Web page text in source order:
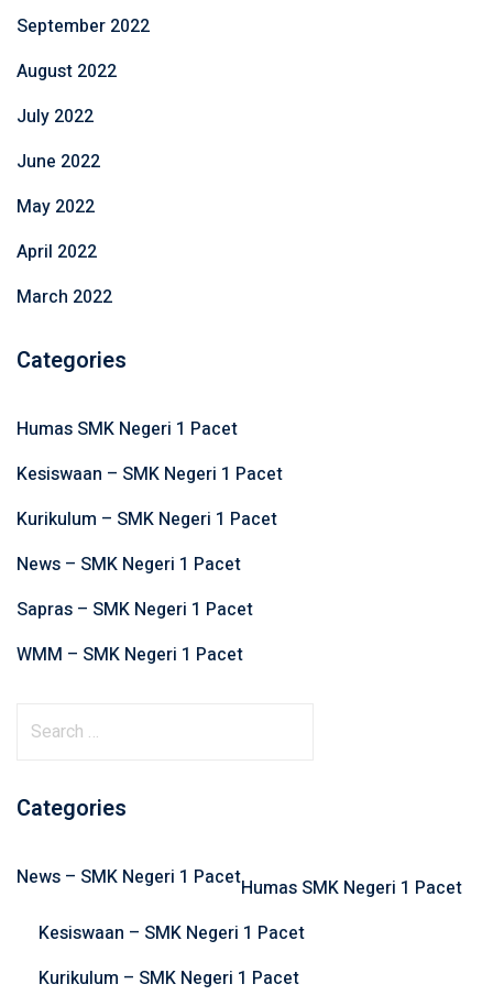
September 2022
August 2022
July 2022
June 2022
May 2022
April 2022
March 2022
Categories
Humas SMK Negeri 1 Pacet
Kesiswaan – SMK Negeri 1 Pacet
Kurikulum – SMK Negeri 1 Pacet
News – SMK Negeri 1 Pacet
Sapras – SMK Negeri 1 Pacet
WMM – SMK Negeri 1 Pacet
r
f
Categories
News – SMK Negeri 1 PacetHumas SMK Negeri 1 Pacet
Kesiswaan – SMK Negeri 1 Pacet
Kurikulum – SMK Negeri 1 Pacet